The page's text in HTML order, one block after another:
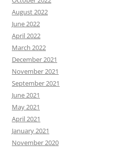
August 2022
June 2022
April 2022
March 2022
December 2021
November 2021
September 2021
June 2021
May 2021
April 2021
January 2021
November 2020